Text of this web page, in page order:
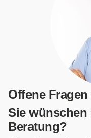
Offene
Sie
Beratung?